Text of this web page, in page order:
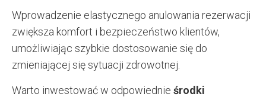
Wprowadzenie elastycznego anulowania rezerwacji
zwiększa komfort i bezpieczeństwo klientów,
umożliwiając szybkie dostosowanie się do
zmieniającej się sytuacji zdrowotnej.
Warto inwestować w odpowiednie środki